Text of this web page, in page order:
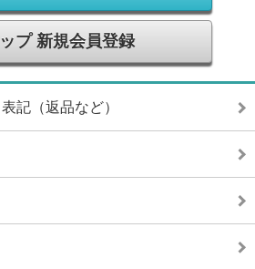
プ 新規会員登録
記（返品など）